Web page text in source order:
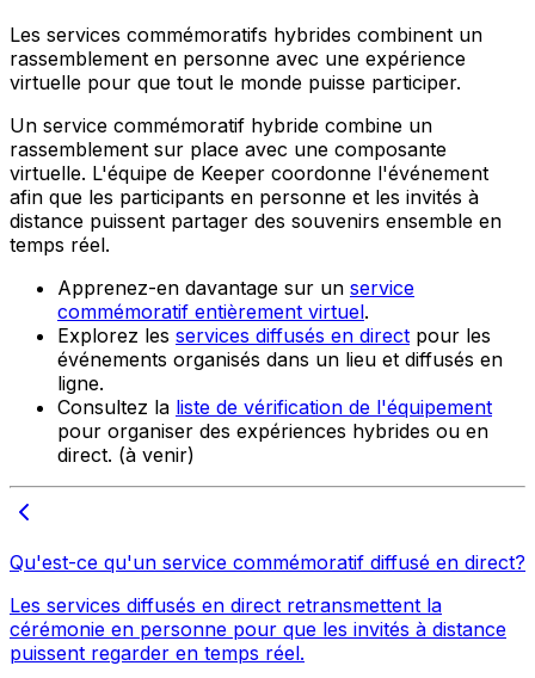
Les services commémoratifs hybrides combinent un
rassemblement en personne avec une expérience
virtuelle pour que tout le monde puisse participer.
Un service commémoratif hybride combine un
rassemblement sur place avec une composante
virtuelle. L'équipe de Keeper coordonne l'événement
afin que les participants en personne et les invités à
distance puissent partager des souvenirs ensemble en
temps réel.
Apprenez-en davantage sur un service
commémoratif entièrement virtuel.
Explorez les services diffusés en direct pour les
événements organisés dans un lieu et diffusés en
ligne.
Consultez la liste de vérification de l'équipement
pour organiser des expériences hybrides ou en
direct. (à venir)
Qu'est-ce qu'un service commémoratif diffusé en direct?
Les services diffusés en direct retransmettent la
cérémonie en personne pour que les invités à distance
puissent regarder en temps réel.